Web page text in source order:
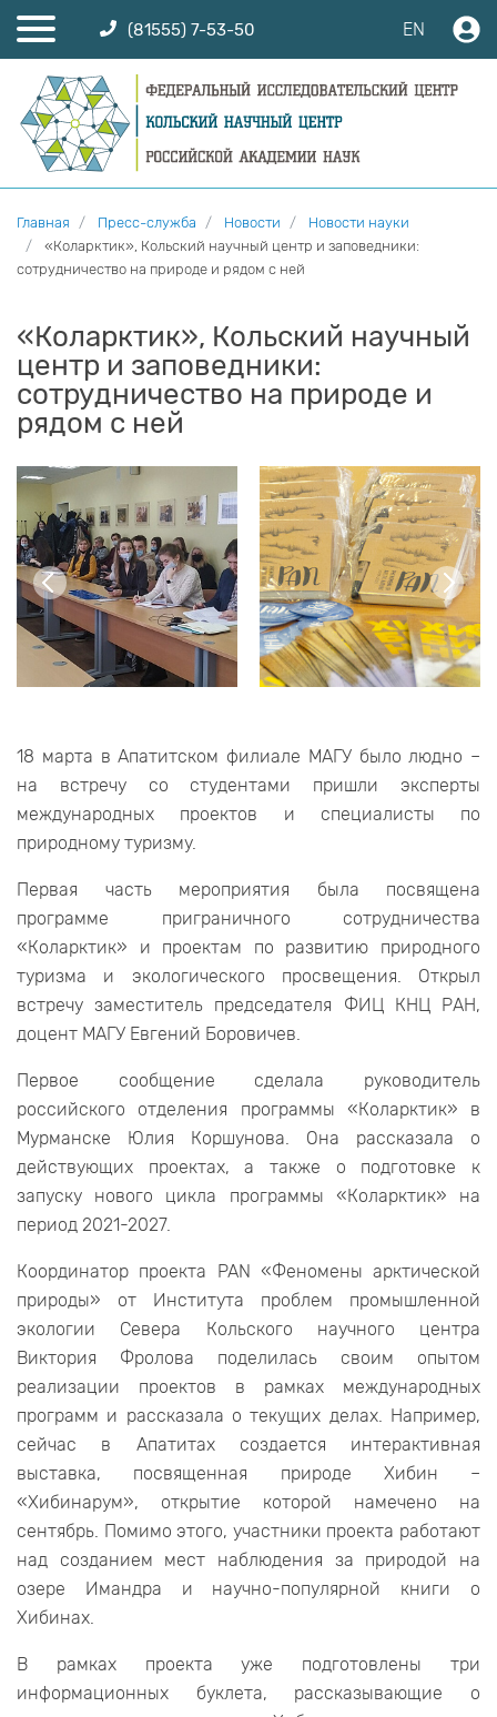
(81555) 7-53-50 EN
Главная Пресс-служба Новости
Новости науки
«Коларктик», Кольский научный центр и заповедники:
сотрудничество на природе и рядом с ней
«Коларктик», Кольский научный
центр и заповедники:
сотрудничество на природе и
рядом с ней
18 марта в Апатитском филиале МАГУ было людно –
на встречу со студентами пришли эксперты
международных проектов и специалисты по
природному туризму.
Первая часть мероприятия была посвящена
программе приграничного сотрудничества
«Коларктик» и проектам по развитию природного
туризма и экологического просвещения. Открыл
встречу заместитель председателя ФИЦ КНЦ РАН,
доцент МАГУ Евгений Боровичев.
Первое сообщение сделала руководитель
российского отделения программы «Коларктик» в
Мурманске Юлия Коршунова. Она рассказала о
действующих проектах, а также о подготовке к
запуску нового цикла программы «Коларктик» на
период 2021-2027.
Координатор проекта PAN «Феномены арктической
природы» от Института проблем промышленной
экологии Севера Кольского научного центра
Виктория Фролова поделилась своим опытом
реализации проектов в рамках международных
программ и рассказала о текущих делах. Например,
сейчас в Апатитах создается интерактивная
выставка, посвященная природе Хибин –
«Хибинарум», открытие которой намечено на
сентябрь. Помимо этого, участники проекта работают
над созданием мест наблюдения за природой на
озере Имандра и научно-популярной книги о
Хибинах.
В рамках проекта уже подготовлены три
информационных буклета, рассказывающие о